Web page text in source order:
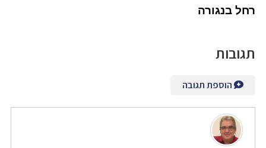
רחל בנגורה
תגובות
הוספת תגובה